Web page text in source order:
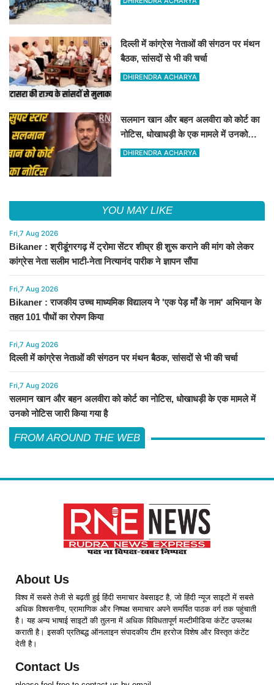
दिल्ली में कांग्रेस नेताओं की संगठन पर मंथन
बैठक, सांसदों से भी की चर्चा
DHIRENDRA ACHARYA
सलमान खान और बहन अलवीरा को कोर्ट का
नोटिस, धोखाधड़ी के एक मामले में उनको
नोटिस जारी किया गया है
DHIRENDRA ACHARYA
YOU MAY LIKE
Fri,7 Aug 2026
Bikaner : श्रीडूंगरगढ़ में ट्रोमा सेंटर शीघ्र ही शुरू कराने की मांग को लेकर
कांग्रेस नेता सलीम भाटी-नेता नित्यानंद पारीक ने ज्ञापन सौंपा
Fri,7 Aug 2026
Bikaner : राजकीय उच्च माध्यमिक विद्यालय ने 'एक पेड़ माँ के नाम' अभियान के
तहत 101 पौधों का रोपण किया
Fri,7 Aug 2026
दिल्ली में कांग्रेस नेताओं की संगठन पर मंथन बैठक, सांसदों से भी की चर्चा
Fri,7 Aug 2026
सलमान खान और बहन अलवीरा को कोर्ट का नोटिस, धोखाधड़ी के एक मामले में
उनको नोटिस जारी किया गया है
FROM AROUND THE WEB
About Us
विश्व में सबसे तेजी से बढ़ती हुई हिंदी समाचार वेबसाइट है, जो हिंदी न्यूज साइटों में सबसे
अधिक विश्वसनीय, प्रामाणिक और निष्पक्ष समाचार अपने समर्पित पाठक वर्ग तक पहुंचाती
है। यह अन्य भाषाई साइटों की तुलना में अधिक विविधतापूर्ण मल्टीमीडिया कंटेंट उपलब्ध
कराती है। इसकी प्रतिबद्ध ऑनलाइन संपादकीय टीम हररोज विशेष और विस्तृत कंटेंट
देती है।
Contact Us